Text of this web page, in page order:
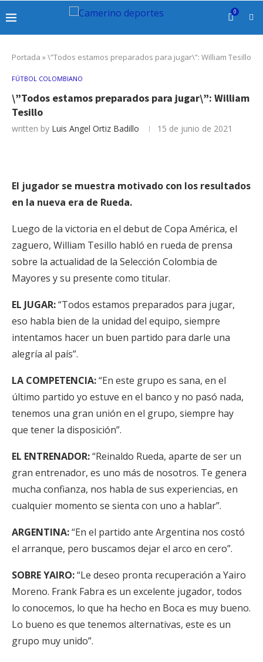
0
Portada »\”Todos estamos preparados para jugar\”: William Tesillo
FÚTBOL COLOMBIANO
\”Todos estamos preparados para jugar\”: William
Tesillo
written by Luis Angel Ortiz Badillo 15 de junio de 2021
El jugador se muestra motivado con los resultados
en la nueva era de Rueda.
Luego de la victoria en el debut de Copa América, el
zaguero, William Tesillo habló en rueda de prensa
sobre la actualidad de la Selección Colombia de
Mayores y su presente como titular.
EL JUGAR:“Todos estamos preparados para jugar,
eso habla bien de la unidad del equipo, siempre
intentamos hacer un buen partido para darle una
alegría al país”.
LA COMPETENCIA:“En este grupo es sana, en el
último partido yo estuve en el banco y no pasó nada,
tenemos una gran unión en el grupo, siempre hay
que tener la disposición”.
EL ENTRENADOR:“Reinaldo Rueda, aparte de ser un
gran entrenador, es uno más de nosotros. Te genera
mucha confianza, nos habla de sus experiencias, en
cualquier momento se sienta con uno a hablar”.
ARGENTINA:“En el partido ante Argentina nos costó
el arranque, pero buscamos dejar el arco en cero”.
SOBRE YAIRO:“Le deseo pronta recuperación a Yairo
Moreno. Frank Fabra es un excelente jugador, todos
lo conocemos, lo que ha hecho en Boca es muy bueno.
Lo bueno es que tenemos alternativas, este es un
grupo muy unido”.